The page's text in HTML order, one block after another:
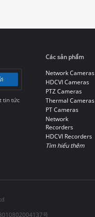
tin tức
Các sản phẩm
Network Cameras
HDCVI Cameras
PTZ Cameras
Thermal Cameras
PT Cameras
Network
Recorders
HDCVI Recorders
Tìm hiểu thêm
号